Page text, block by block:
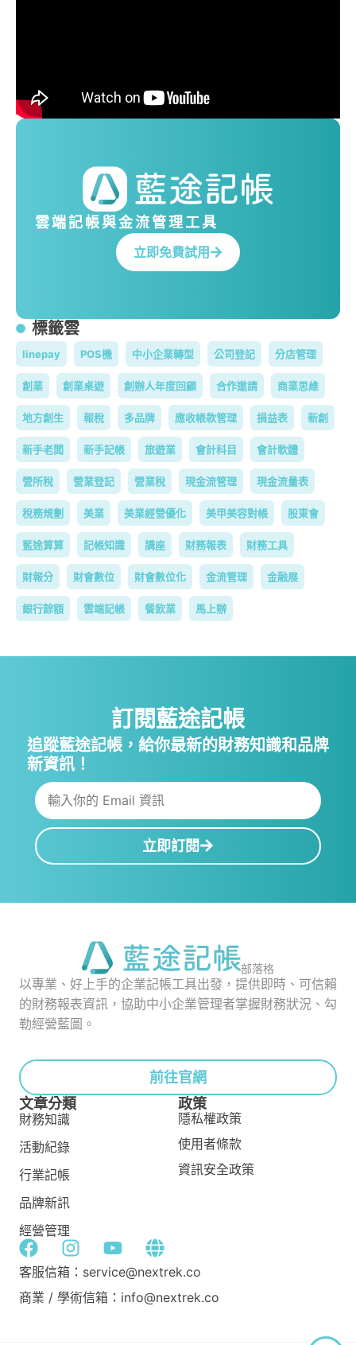
雲端記帳與金流管理工具
立即免費試用
標籤雲
linepay POS機 中小企業轉型 公司登記 分店管理
創業 創業桌遊 創辦人年度回顧 合作邀請 商業思維
地方創生 報稅 多品牌 應收帳款管理 損益表 新創
新手老闆 新手記帳 旅遊業 會計科目 會計軟體
營所稅 營業登記 營業稅 現金流管理 現金流量表
稅務規劃 美業 美業經營優化 美甲美容對帳 股東會
藍途算算 記帳知識 講座 財務報表 財務工具
財報分 財會數位 財會數位化 金流管理 金融展
銀行餘額 雲端記帳 餐飲業 馬上辦
訂閱藍途記帳
追蹤藍途記帳，給你最新的財務知識和品牌
新資訊！
立即訂閱
部落格
以專業、好上手的企業記帳工具出發，提供即時、可信賴
的財務報表資訊，協助中小企業管理者掌握財務狀況、勾
勒經營藍圖。
前往官網
文章分類
財務知識
活動紀錄
行業記帳
品牌新訊
經營管理
政策
隱私權政策
使用者條款
資訊安全政策
客服信箱：service@nextrek.co
商業 / 學術信箱：info@nextrek.co